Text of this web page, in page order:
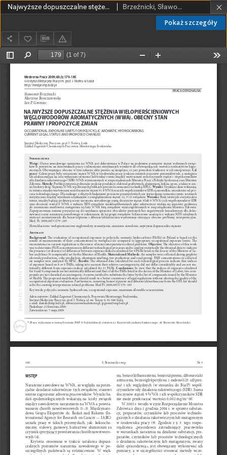
Pokaż szczegóły
Najwyższe dopuszczalne stężenia wielopierścieniowych węglowodorów aromatycznych (WWA). Obecny stan prawny i propozycje zmian. Brzeźnicki, Sławomir; Bonczarowska, Marzena; Gromiec, Jan P.